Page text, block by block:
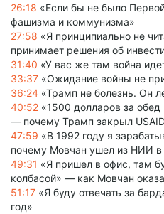
26:18 «Если бы не было
фашизма и коммунизма»
27:58 «Я принципиально не
принимает решения об
31:40 «У вас же там война
33:37 «Ожидание войны не
36:24 «Трамп не болезнь. Он
40:52 «1500 долларов за
— почему Трамп закрыл
47:59 «В 1992 году я
почему Мовчан ушел из НИИ в
49:31 «Я пришел в офис, там
колбасой» — как Мовчан
51:17 «Я буду отвечать за
год»